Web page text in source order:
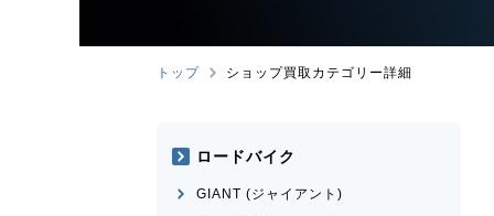
トップ ショップ買取カテゴリー詳細
ロードバイク
GIANT (ジャイアント)